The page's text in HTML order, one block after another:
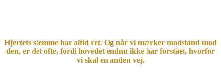
Hjertets stemme har altid ret. Og når vi mærker modstand mod
den, er det ofte, fordi hovedet endnu ikke har forstået, hvorfor
vi skal en anden vej.